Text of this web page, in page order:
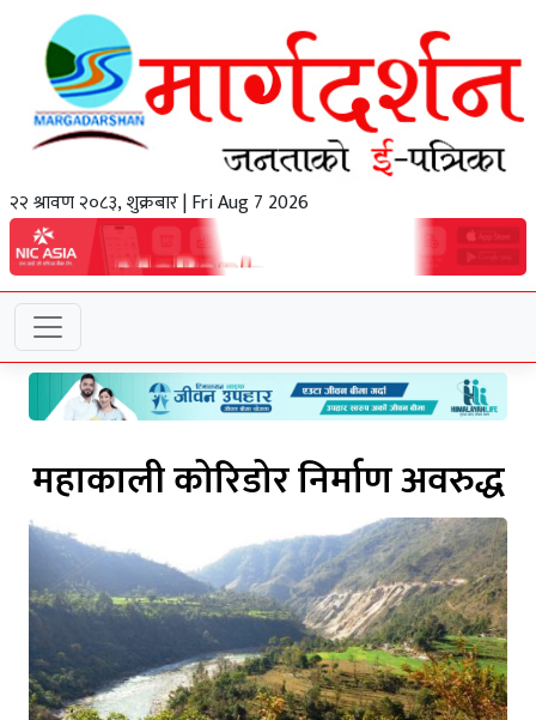
२२ श्रावण २०८३, शुक्रबार | Fri Aug 7 2026
महाकाली कोरिडोर निर्माण अवरुद्ध